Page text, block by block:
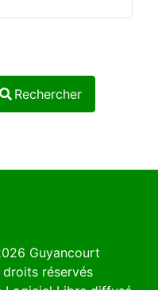
Rechercher
Guyancourt
réservés